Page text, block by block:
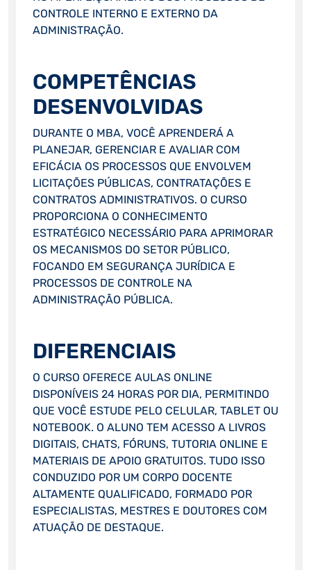
CONTROLE INTERNO E EXTERNO DA
ADMINISTRAÇÃO.
COMPETÊNCIAS
DESENVOLVIDAS
DURANTE O MBA, VOCÊ APRENDERÁ A
PLANEJAR, GERENCIAR E AVALIAR COM
EFICÁCIA OS PROCESSOS QUE ENVOLVEM
LICITAÇÕES PÚBLICAS, CONTRATAÇÕES E
CONTRATOS ADMINISTRATIVOS. O CURSO
PROPORCIONA O CONHECIMENTO
ESTRATÉGICO NECESSÁRIO PARA APRIMORAR
OS MECANISMOS DO SETOR PÚBLICO,
FOCANDO EM SEGURANÇA JURÍDICA E
PROCESSOS DE CONTROLE NA
ADMINISTRAÇÃO PÚBLICA.
DIFERENCIAIS
O CURSO OFERECE AULAS ONLINE
DISPONÍVEIS 24 HORAS POR DIA, PERMITINDO
QUE VOCÊ ESTUDE PELO CELULAR, TABLET OU
NOTEBOOK. O ALUNO TEM ACESSO A LIVROS
DIGITAIS, CHATS, FÓRUNS, TUTORIA ONLINE E
MATERIAIS DE APOIO GRATUITOS. TUDO ISSO
CONDUZIDO POR UM CORPO DOCENTE
ALTAMENTE QUALIFICADO, FORMADO POR
ESPECIALISTAS, MESTRES E DOUTORES COM
ATUAÇÃO DE DESTAQUE.